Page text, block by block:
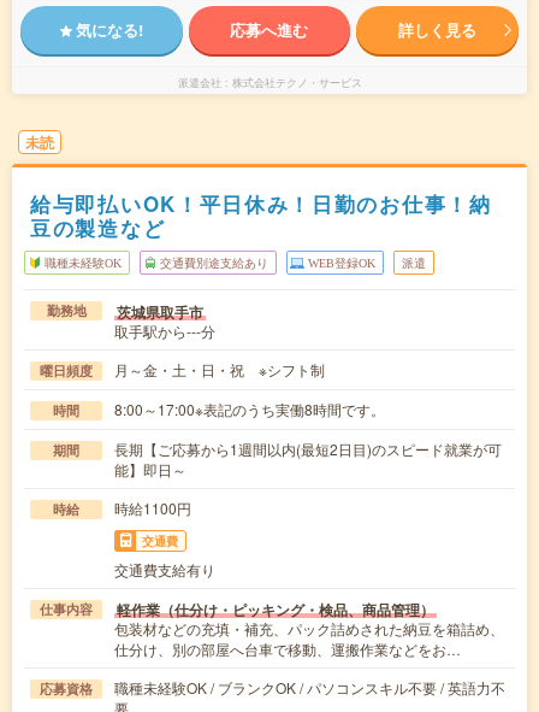
気になる! 応募へ進む 詳しく見る
派遣会社 株式会社テクノ・サービス
未読
給与即払いOK！平日休み！日勤のお仕事！納
豆の製造など
職種未経験OK 交通費別途支給あり WEB登録OK 派遣
勤務地 茨城県取手市
取手駅から---分
曜日頻度 月～金・土・日・祝 ※シフト制
時間 8:00～17:00※表記のうち実働8時間です。
期間
長期【ご応募から1週間以内(最短2日目)のスピード就業が可
能】即日～
時給 時給1100円
交通費
交通費支給有り
仕事内容 軽作業（仕分け・ピッキング・検品、商品管理）
包装材などの充填・補充、パック詰めされた納豆を箱詰め、
仕分け、別の部屋へ台車で移動、運搬作業などをお…
応募資格
職種未経験OK / ブランクOK / パソコンスキル不要 / 英語力不
要